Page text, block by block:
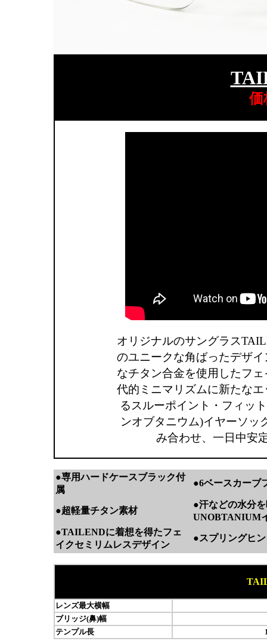
オリジナルのサングラス
のユニークな角ばったデザ
なチタン合金を使用したフ
代的ミニマリズムに新たな
るスルーポイント・フィッ
ンオブタニウム)イヤーソッ
み合わせ、一日中安
●専用ハードケースブラック付
属
●6ベースカーブ
●超軽量チタン素材
●汗などの水分
UNOBTANIUM
●TAILENDに着想を得たフェ
イクセミリムレスデザイン
●スプリングヒ
レンズ最大横幅
ブリッジ(鼻)幅
テンプル長